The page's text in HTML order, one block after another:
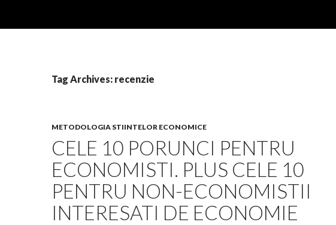
Tag Archives: recenzie
METODOLOGIA STIINTELOR ECONOMICE
CELE 10 PORUNCI PENTRU
ECONOMISTI. PLUS CELE 10
PENTRU NON-ECONOMISTII
INTERESATI DE ECONOMIE